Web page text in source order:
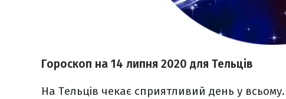
Гороскоп на 14 липня 2020 для Тельців
На Тельців чекає сприятливий день у